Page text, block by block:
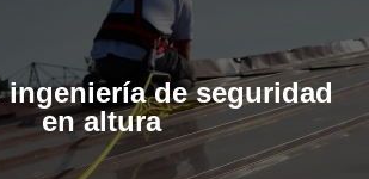
ingeniería de seguridad
en altura